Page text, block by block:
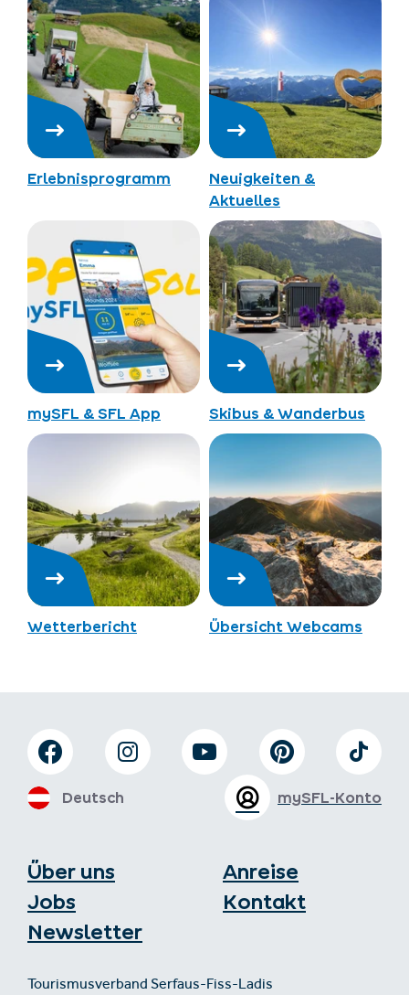
Erlebnisprogramm
Neuigkeiten &
Aktuelles
mySFL & SFL App Skibus & Wanderbus
Wetterbericht Übersicht Webcams
Über uns
Jobs
Newsletter
Anreise
Kontakt
Tourismusverband Serfaus-Fiss-Ladis
mySFL-Konto
Deutsch